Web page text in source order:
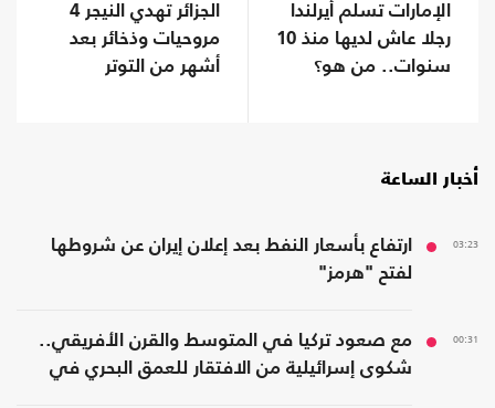
الإمارات تسلم أيرلندا
رجلا عاش لديها منذ 10
سنوات.. من هو؟
الجزائر تهدي النيجر 4
مروحيات وذخائر بعد
أشهر من التوتر
أخبار الساعة
03:23
ارتفاع بأسعار النفط بعد إعلان إيران عن شروطها
لفتح "هرمز"
00:31
مع صعود تركيا في المتوسط والقرن الأفريقي..
شكوى إسرائيلية من الافتقار للعمق البحري في